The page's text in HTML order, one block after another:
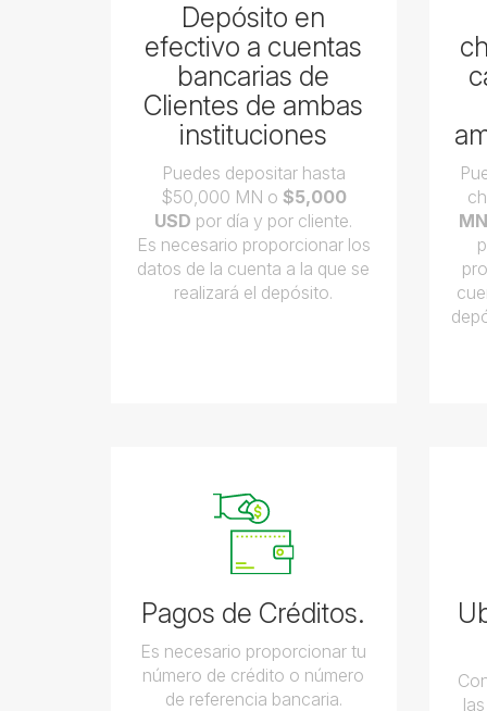
Depósito en
efectivo a cuentas
bancarias de
Clientes de ambas
instituciones
Puedes depositar hasta
$50,000 MN o $5,000
USD por día y por cliente.
Es necesario proporcionar los
datos de la cuenta a la que se
realizará el depósito.
MN
Pagos de Créditos.
Es necesario proporcionar tu
número de crédito o número
de referencia bancaria.